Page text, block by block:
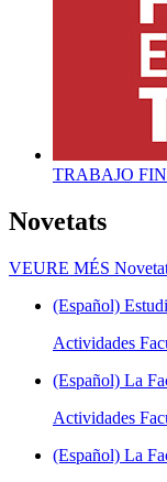
TRABAJO
Novetats
VEURE MÉS
(Español)
Actividades
(Español) La
Actividades
(Español) La